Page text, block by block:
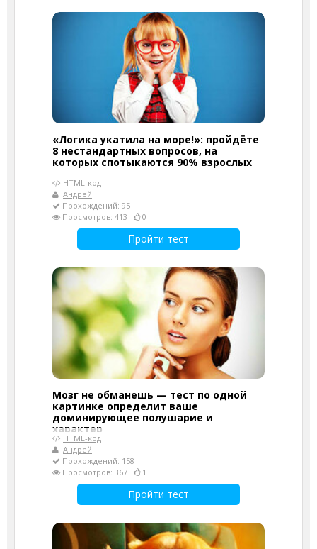
«Логика укатила на море!»: пройдёте
8 нестандартных вопросов, на
которых спотыкаются 90% взрослых
HTML-код
Андрей
Прохождений: 95
Просмотров: 413
0
Пройти тест
Мозг не обманешь — тест по одной
картинке определит ваше
доминирующее полушарие и
характер
HTML-код
Андрей
Прохождений: 158
Просмотров: 367
1
Пройти тест